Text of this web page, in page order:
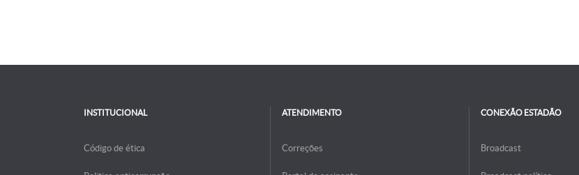
INSTITUCIONAL
Código de ética
ATENDIMENTO
Correções
CONEXÃO ESTADÃO
Broadcast